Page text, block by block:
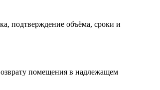
подтверждение объёма, сроки и
помещения в надлежащем